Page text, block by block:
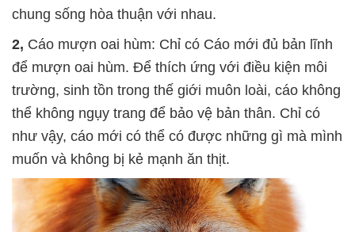
chung sống hòa thuận với nhau.
2, Cáo mượn oai hùm: Chỉ có Cáo mới đủ bản lĩnh
để mượn oai hùm. Để thích ứng với điều kiện môi
trường, sinh tồn trong thế giới muôn loài, cáo không
thể không ngụy trang để bảo vệ bản thân. Chỉ có
như vậy, cáo mới có thể có được những gì mà mình
muốn và không bị kẻ mạnh ăn thịt.